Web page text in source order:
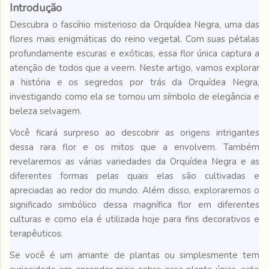
Introdução
Descubra o fascínio misterioso da Orquídea Negra, uma das
flores mais enigmáticas do reino vegetal. Com suas pétalas
profundamente escuras e exóticas, essa flor única captura a
atenção de todos que a veem. Neste artigo, vamos explorar
a história e os segredos por trás da Orquídea Negra,
investigando como ela se tornou um símbolo de elegância e
beleza selvagem.
Você ficará surpreso ao descobrir as origens intrigantes
dessa rara flor e os mitos que a envolvem. Também
revelaremos as várias variedades da Orquídea Negra e as
diferentes formas pelas quais elas são cultivadas e
apreciadas ao redor do mundo. Além disso, exploraremos o
significado simbólico dessa magnífica flor em diferentes
culturas e como ela é utilizada hoje para fins decorativos e
terapêuticos.
Se você é um amante de plantas ou simplesmente tem